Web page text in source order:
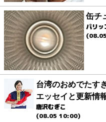
缶チ
パリッ
台湾のおめでたす
エッセイと更新情報
唐沢むぎこ
(08.05 10:00)